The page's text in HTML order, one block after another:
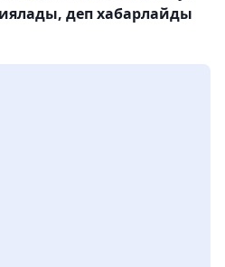
деп хабарлайды